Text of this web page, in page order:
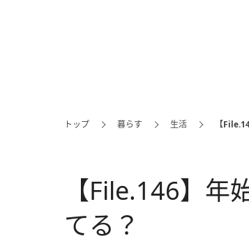
トップ 暮らす 生活 【
【File.146】
てる？